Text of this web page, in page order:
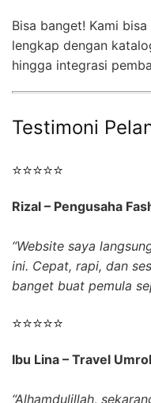
Bisa banget! Kami
lengkap dengan
hingga integrasi
Testimoni
⭐⭐⭐⭐⭐
Rizal – Pengusaha
“Website saya
ini. Cepat, rapi, dan
banget buat pemula
⭐⭐⭐⭐⭐
Ibu Lina – Travel
“Alhamdulillah,